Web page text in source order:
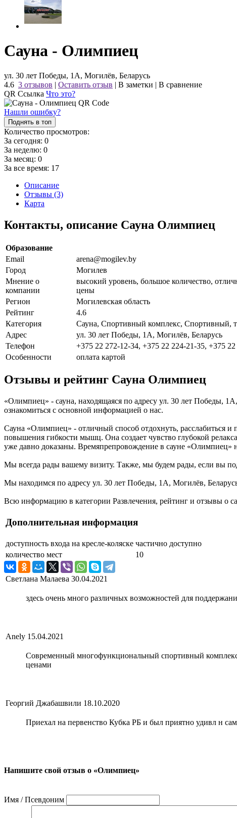
Сауна - Олимпиец
ул. 30 лет Победы, 1А, Могилёв, Беларусь
4.6 3 отзывов | Оставить отзыв | В заметки | В сравнение
QR Ссылка Что это?
Нашли ошибку?
Поднять в топ
Количество просмотров:
За сегодня: 0
За неделю: 0
За месяц: 0
За все время: 17
Описание
Отзывы (3)
Карта
Контакты, описание Сауна Олимпиец
Образование
Email
arena@mogilev.by
Город
Могилев
Мнение о
компании
высокий уровень, большое количество,
цены
Регион
Могилевская область
Рейтинг
4.6
Категория
Сауна, Спортивный комплекс, Спортивный,
Адрес
ул. 30 лет Победы, 1А, Могилёв, Беларусь
Телефон
+375 22 272-12-34, +375 22 224-21-35, +375
Особенности
оплата картой
Отзывы и рейтинг Сауна Олимпиец
«Олимпиец» - сауна, находящаяся по адресу ул. 30 лет Победы,
ознакомиться с основной информацией о нас.
Сауна «Олимпиец» - отличный способ отдохнуть, расслабиться и
повышения гибкости мышц. Она создает чувство глубокой
уже давно доказаны. Времяпрепровождение в сауне «Олимпиец»
Мы всегда рады вашему визиту. Также, мы будем рады, если вы
Мы находимся по адресу ул. 30 лет Победы, 1А, Могилёв,
Всю информацию в категории Развлечения, рейтинг и отзывы о
Дополнительная информация
доступность входа на кресле-коляске частично доступно
количество мест
10
Светлана Малаева 30.04.2021
здесь очень много различных возможностей для
Anely 15.04.2021
Современный многофункциональный спортивный
ценами
Георгий Джабашвили 18.10.2020
Приехал на первенство Кубка РБ и был приятно удивл н
Напишите свой отзыв о «Олимпиец»
Имя / Псевдоним